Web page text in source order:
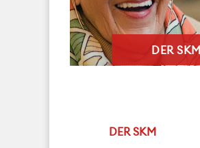
DER SKM
DER SKM